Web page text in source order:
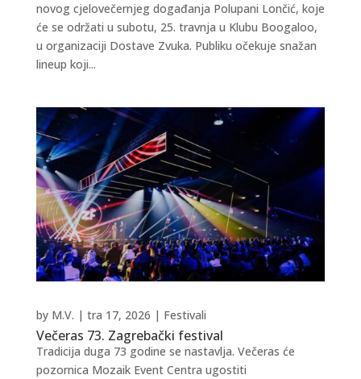
novog cjelovečernjeg događanja Polupani Lončić, koje
će se održati u subotu, 25. travnja u Klubu Boogaloo,
u organizaciji Dostave Zvuka. Publiku očekuje snažan
lineup koji...
Večeras 73. Zagrebački festival
by M.V. | tra 17, 2026 | Festivali
Tradicija duga 73 godine se nastavlja. Večeras će
pozornica Mozaik Event Centra ugostiti